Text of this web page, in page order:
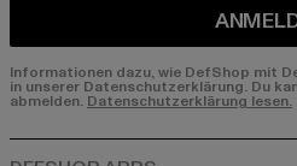
Informationen dazu, wie DefShop mit
in unserer Datenschutzerklärung. Du
abmelden. Datenschutzerklärung lesen.